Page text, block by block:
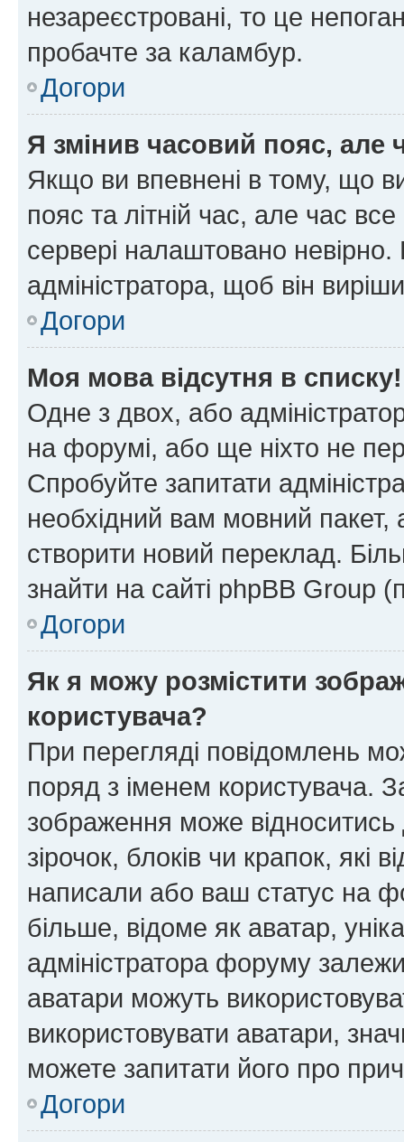
незареєстровані, то це
пробачте за каламбур.
Догори
Я змінив часовий пояс, але
Якщо ви впевнені в тому, що
пояс та літній час, але час
сервері налаштовано
адміністратора, щоб він
Догори
Моя мова відсутня в списку!
Одне з двох, або
на форумі, або ще ніхто не
Спробуйте запитати
необхідний вам мовний
створити новий переклад.
знайти на сайті phpBB Group
Догори
Як я можу розмістити
користувача?
При перегляді повідомлень
поряд з іменем користувача.
зображення може відноситись
зірочок, блоків чи крапок, які
написали або ваш статус на
більше, відоме як аватар,
адміністратора форуму
аватари можуть
використовувати аватари,
можете запитати його про
Догори